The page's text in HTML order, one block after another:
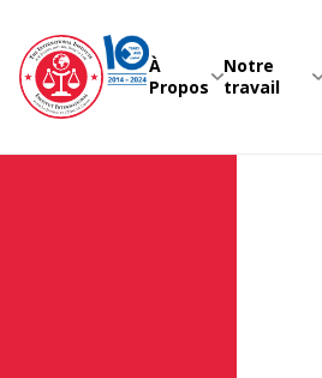
content
À
Propos
Notre
travail